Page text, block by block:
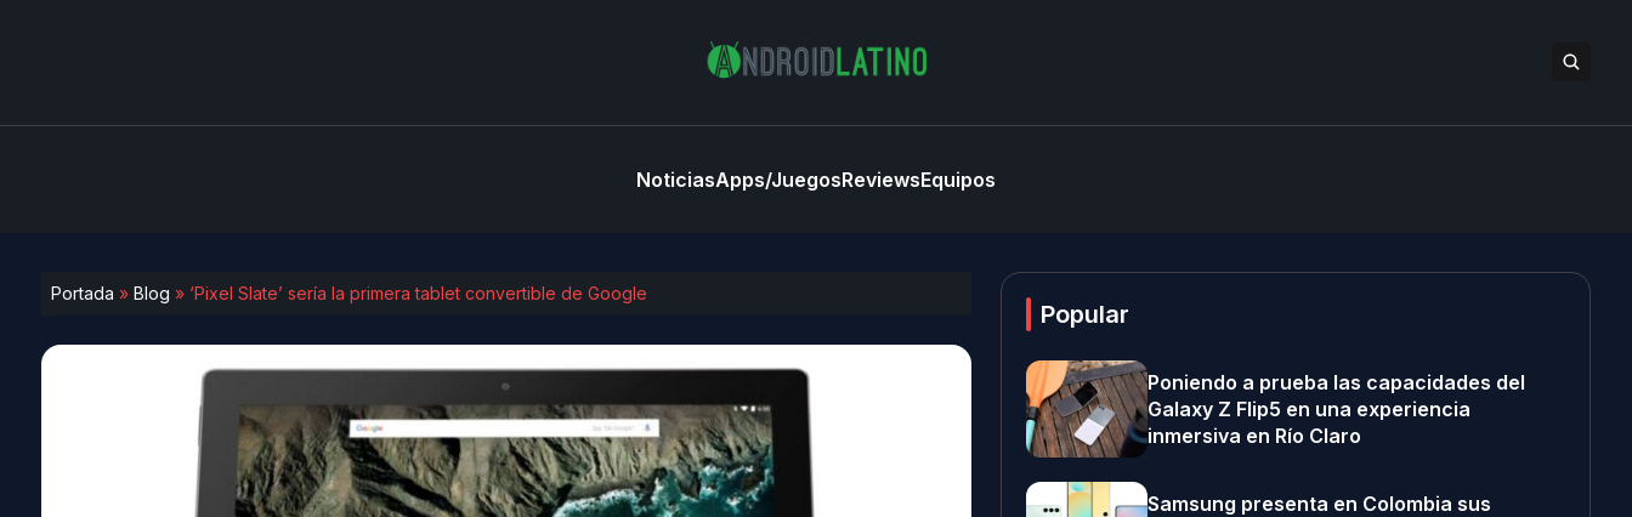
NoticiasApps/JuegosReviewsEquipos
Portada » Blog » ‘Pixel Slate’ sería la primera tablet convertible de Google
Popular
Poniendo a prueba las capacidades del
Galaxy Z Flip5 en una experiencia
inmersiva en Río Claro
Samsung presenta en Colombia sus